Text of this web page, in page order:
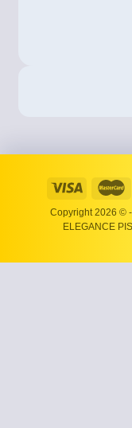
Copyright 2026 ©
ELEGANCE